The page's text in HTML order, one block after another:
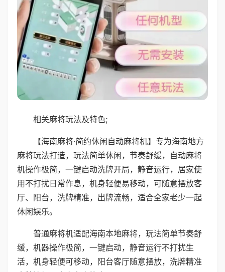
相关麻将玩法及特色;
【海南麻将·简约休闲自动麻将机】专为海南地方
麻将玩法打造，玩法简单休闲，节奏舒缓，自动麻将
机操作极简，一键启动洗牌开局，静音运行，居家使
用不打扰日常作息，机身轻便易移动，可随意摆放客
厅、阳台，洗牌精准，出牌流畅，适合全家老少一起
休闲娱乐。
普通麻将机适配海南本地麻将，玩法简单节奏舒
缓，机器操作极简，一键启动，静音运行不打扰生
活，机身轻便可移动，阳台客厅随意摆放，洗牌精准